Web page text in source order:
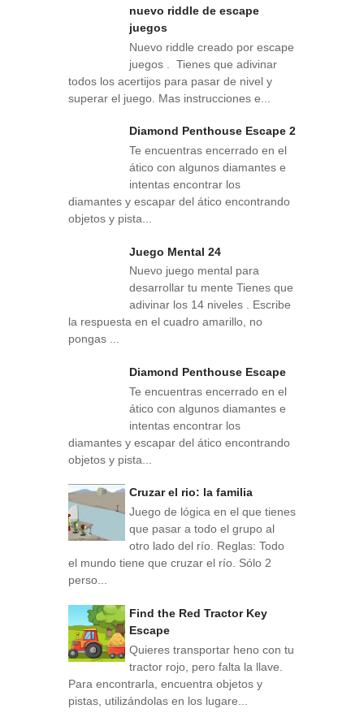
nuevo riddle de escape
juegos
Nuevo riddle creado por escape
juegos . Tienes que adivinar
todos los acertijos para pasar de nivel y
superar el juego. Mas instrucciones e...
Diamond Penthouse Escape 2
Te encuentras encerrado en el
ático con algunos diamantes e
intentas encontrar los
diamantes y escapar del ático encontrando
objetos y pista...
Juego Mental 24
Nuevo juego mental para
desarrollar tu mente Tienes que
adivinar los 14 niveles . Escribe
la respuesta en el cuadro amarillo, no
pongas ...
Diamond Penthouse Escape
Te encuentras encerrado en el
ático con algunos diamantes e
intentas encontrar los
diamantes y escapar del ático encontrando
objetos y pista...
Cruzar el rio: la familia
Juego de lógica en el que tienes
que pasar a todo el grupo al
otro lado del río. Reglas: Todo
el mundo tiene que cruzar el río. Sólo 2
perso...
Find the Red Tractor Key
Escape
Quieres transportar heno con tu
tractor rojo, pero falta la llave.
Para encontrarla, encuentra objetos y
pistas, utilizándolas en los lugare...